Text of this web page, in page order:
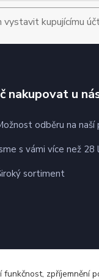
kupujícímu
nakupovat u
odběru na naší
s vámi více než
sortiment
funkčnost, zpříjemnění